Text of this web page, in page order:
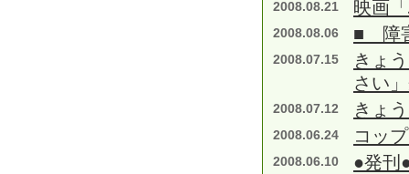
2008.08.21 映画
2008.08.06 ■ 障
2008.07.15
きょ
さい
2008.07.12 きょ
2008.06.24 コッ
2008.06.10
●発刊